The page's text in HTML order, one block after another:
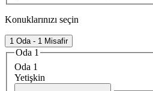
Konuklarınızı seçin
1 Oda - 1 Misafir
Oda 1
Oda 1
Yetişkin